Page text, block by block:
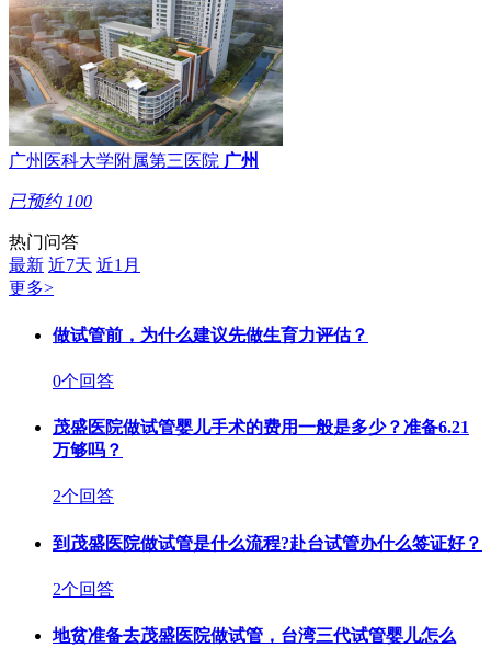
广州医科大学附属第三医院 广州
已预约 100
热门问答
最新 近7天 近1月
更多>
做试管前，为什么建议先做生育力评估？
0个回答
茂盛医院做试管婴儿手术的费用一般是多少？准备6.21
万够吗？
2个回答
到茂盛医院做试管是什么流程?赴台试管办什么签证好？
2个回答
地贫准备去茂盛医院做试管，台湾三代试管婴儿怎么